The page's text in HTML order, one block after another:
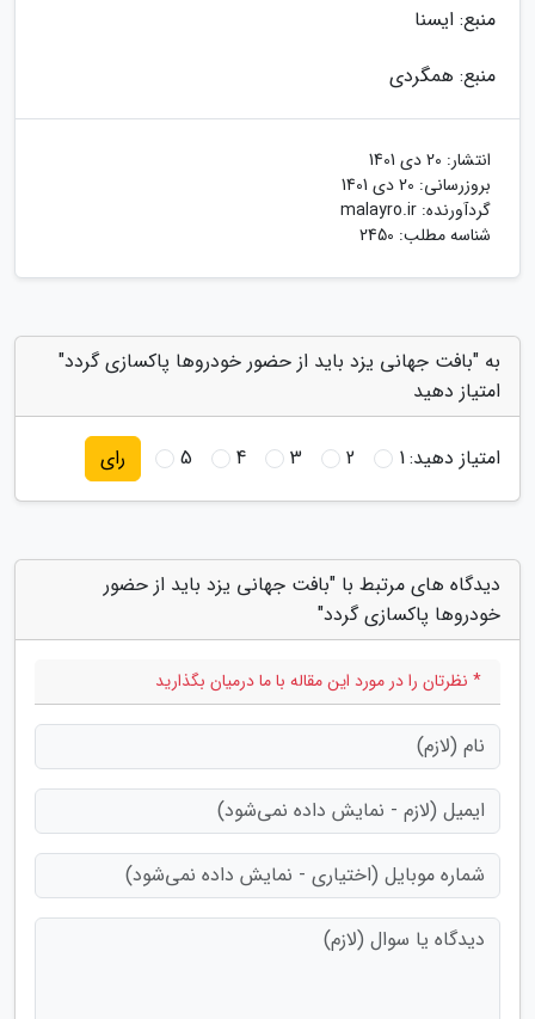
منبع: ایسنا
منبع: همگردی
انتشار: 20 دی 1401
بروزرسانی: 20 دی 1401
گردآورنده: malayro.ir
شناسه مطلب: 2450
به "بافت جهانی یزد باید از حضور خودروها پاکسازی گردد"
امتیاز دهید
امتیاز دهید:1
2
3
4
5 رای
دیدگاه های مرتبط با "بافت جهانی یزد باید از حضور
خودروها پاکسازی گردد"
* نظرتان را در مورد این مقاله با ما درمیان بگذارید